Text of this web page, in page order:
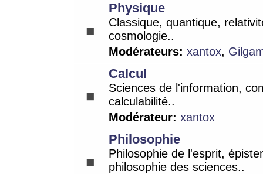
Physique
Classique, quantique,
cosmologie..
Modérateurs: xantox,
Calcul
Sciences de l'information,
calculabilité..
Modérateur: xantox
Philosophie
Philosophie de l'esprit,
philosophie des sciences..